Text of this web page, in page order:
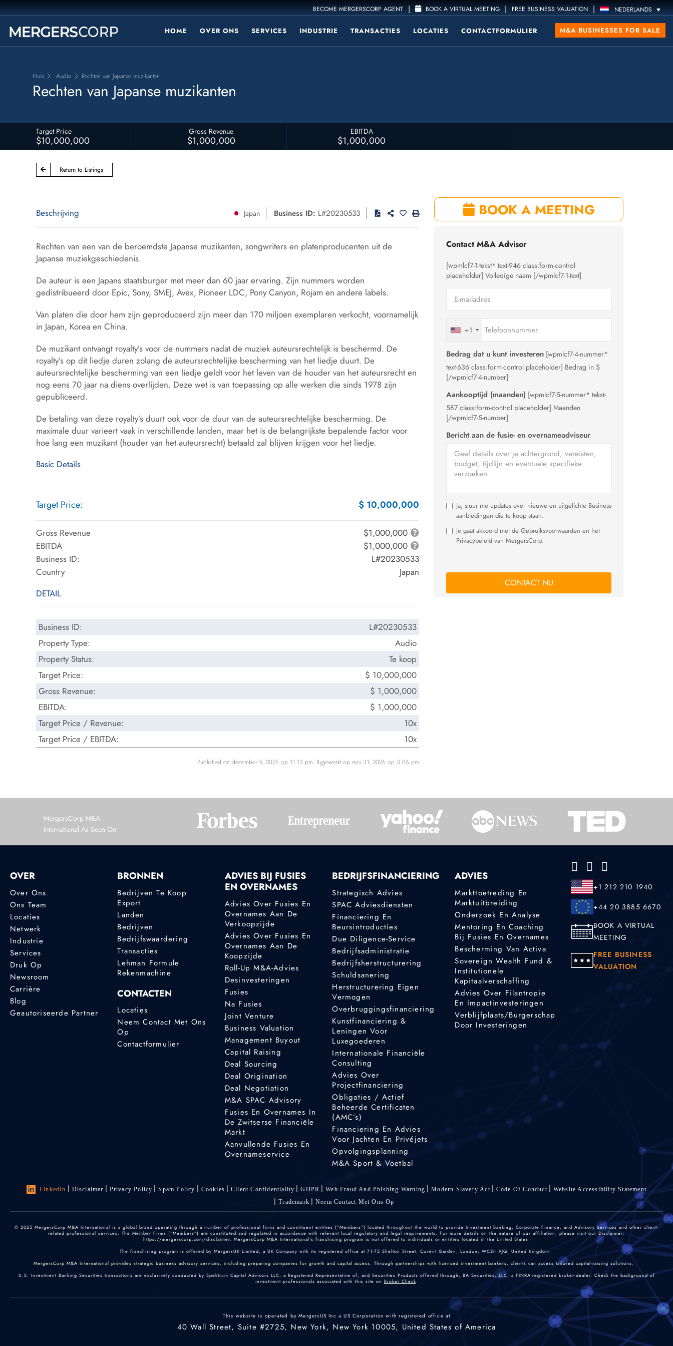
BECOME MERGERSCORP AGENT | BOOK A VIRTUAL MEETING | FREE BUSINESS VALUATION | NEDERLANDS
HOME OVER ONS SERVICES INDUSTRIE TRANSACTIES LOCATIES CONTACTFORMULIER M&A BUSINESSES FOR SALE
Huis Audio Rechten van Japanse muzikanten
Rechten van Japanse muzikanten
Target Price
$10,000,000
Gross Revenue
$1,000,000
EBITDA
$1,000,000
Return to Listings
Beschrijving Japan Business ID: L#20230533
Rechten van een van de beroemdste Japanse muzikanten, songwriters en platenproducenten uit de
Japanse muziekgeschiedenis.
De auteur is een Japans staatsburger met meer dan 60 jaar ervaring. Zijn nummers worden
gedistribueerd door Epic, Sony, SMEJ, Avex, Pioneer LDC, Pony Canyon, Rojam en andere labels.
Van platen die door hem zijn geproduceerd zijn meer dan 170 miljoen exemplaren verkocht, voornamelijk
in Japan, Korea en China.
De muzikant ontvangt royalty’s voor de nummers nadat de muziek auteursrechtelijk is beschermd. De
royalty’s op dit liedje duren zolang de auteursrechtelijke bescherming van het liedje duurt. De
auteursrechtelijke bescherming van een liedje geldt voor het leven van de houder van het auteursrecht en
nog eens 70 jaar na diens overlijden. Deze wet is van toepassing op alle werken die sinds 1978 zijn
gepubliceerd.
De betaling van deze royalty’s duurt ook voor de duur van de auteursrechtelijke bescherming. De
maximale duur varieert vaak in verschillende landen, maar het is de belangrijkste bepalende factor voor
hoe lang een muzikant (houder van het auteursrecht) betaald zal blijven krijgen voor het liedje.
Basic Details
Target Price: $ 10,000,000
Gross Revenue
$1,000,000
EBITDA
$1,000,000
Business ID:
L#20230533
Country
Japan
DETAIL
Business ID:
L#20230533
Property Type:
Audio
Property Status:
Te koop
Target Price:
$ 10,000,000
Gross Revenue:
$ 1,000,000
EBITDA:
$ 1,000,000
Target Price / Revenue:
10x
Target Price / EBITDA:
10x
Published on december 9, 2025 op 11:13 pm. Bijgewerkt op mei 31, 2026 op 3:06 pm
BOOK A MEETING
Contact M&A Advisor
[wpmlcf7-1-tekst* text-946 class:form-control
placeholder] Volledige naam [/wpmlcf7-1-text]
+1
Bedrag dat u kunt investeren [wpmlcf7-4-nummer*
text-636 class:form-control placeholder] Bedrag in $
[/wpmlcf7-4-number]
Aankooptijd (maanden) [wpmlcf7-5-nummer* tekst-
587 class:form-control placeholder] Maanden
[/wpmlcf7-5-number]
Bericht aan de fusie- en overnameadviseur
Ja, stuur me updates over nieuwe en uitgelichte Business
aanbiedingen die te koop staan.
Je gaat akkoord met de Gebruiksvoorwaarden en het
Privacybeleid van MergersCorp.
MergersCorp M&A
International As Seen On
OVER
Over Ons
Ons Team
Locaties
Netwerk
Industrie
Services
Druk Op
Newsroom
Carrière
Blog
Geautoriseerde Partner
BRONNEN
Bedrijven Te Koop
Export
Landen
Bedrijven
Bedrijfswaardering
Transacties
Lehman Formule
Rekenmachine
CONTACTEN
Locaties
Neem Contact Met Ons
Op
Contactformulier
ADVIES BIJ FUSIES
EN OVERNAMES
Advies Over Fusies En
Overnames Aan De
Verkoopzijde
Advies Over Fusies En
Overnames Aan De
Koopzijde
Roll-Up M&A-Advies
Desinvesteringen
Fusies
Na Fusies
Joint Venture
Business Valuation
Management Buyout
Capital Raising
Deal Sourcing
Deal Origination
Deal Negotiation
M&A SPAC Advisory
Fusies En Overnames In
De Zwitserse Financiële
Markt
Aanvullende Fusies En
Overnameservice
BEDRIJFSFINANCIERING
Strategisch Advies
SPAC Adviesdiensten
Financiering En
Beursintroducties
Due Diligence-Service
Bedrijfsadministratie
Bedrijfsherstructurering
Schuldsanering
Herstructurering Eigen
Vermogen
Overbruggingsfinanciering
Kunstfinanciering &
Leningen Voor
Luxegoederen
Internationale Financiële
Consulting
Advies Over
Projectfinanciering
Obligaties / Actief
Beheerde Certificaten
(AMC’s)
Financiering En Advies
Voor Jachten En Privéjets
Opvolgingsplanning
M&A Sport & Voetbal
ADVIES
Markttoetreding En
Marktuitbreiding
Onderzoek En Analyse
Mentoring En Coaching
Bij Fusies En Overnames
Bescherming Van Activa
Sovereign Wealth Fund &
Institutionele
Kapitaalverschaffing
Advies Over Filantropie
En Impactinvesteringen
Verblijfplaats/burgerschap
Door Investeringen
+1 212 210 1940
+44 20 3885 6670
BOOK A VIRTUAL
MEETING
FREE BUSINESS
VALUATION
LinkedIn Disclaimer Privacy Policy Spam Policy Cookies Client Confidentiality GDPR Web Fraud And Phishing Warning Modern Slavery Act Code Of Conduct
Website Accessibility Statement
Trademark
Neem Contact Met Ons Op
© 2025 MergersCorp M&A International is a global brand operating through a number of professional firms and constituent entities (“Members”) located throughout the world to provide Investment Banking, Corporate Finance, and Advisory Services and other client-
related professional services. The Member Firms (“Members”) are constituted and regulated in accordance with relevant local regulatory and legal requirements. For more details on the nature of our affiliation, please visit our Disclaimer:
https://mergerscorp.com/disclaimer. MergersCorp M&A International's franchising program is not offered to individuals or entities located in the United States.
The franchising program is offered by MergersUK Limited, a UK Company with its registered office at 71-75 Shelton Street, Covent Garden, London, WC2H 9JQ, United Kingdom.
MergersCorp M&A International provides strategic business advisory services, including preparing companies for growth and capital access. Through partnerships with licensed investment bankers, clients can access tailored capital-raising solutions.
U.S. Investment Banking Securities transactions are exclusively conducted by Spektrum Capital Advisors LLC, a Registered Representative of, and Securities Products offered through, BA Securities, LLC, a FINRA-registered broker-dealer. Check the background of
investment professionals associated with this site on Broker Check.
This website is operated by MergersUS Inc a US Corporation with registered office at
40 Wall Street, Suite #2725, New York, New York 10005, United States of America